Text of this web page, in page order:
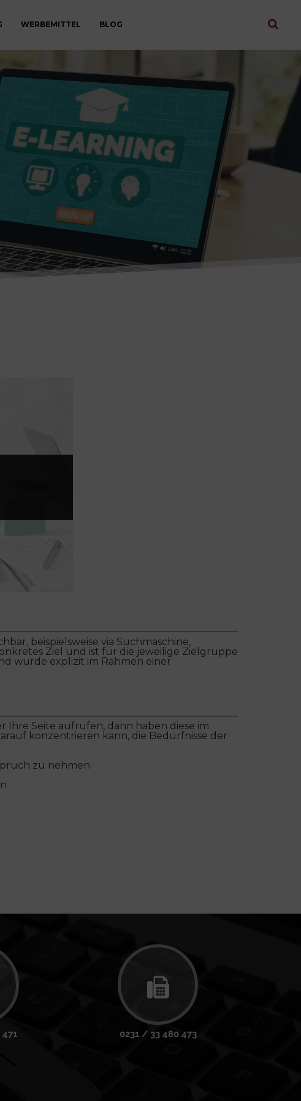
WERBEMITTEL BLOG
beispielsweise via Suchmaschine,
Ziel und ist für die jeweilige Zielgruppe
wurde explizit im Rahmen einer
Ihre Seite aufrufen, dann haben diese im
konzentrieren kann, die Bedürfnisse der
zu nehmen
0231 / 33 480 473